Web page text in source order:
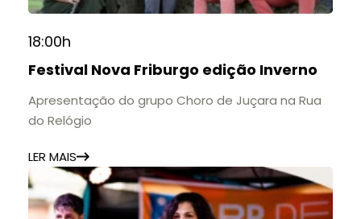
18:00h
Festival Nova Friburgo edição Inverno
Apresentação do grupo Choro de Juçara na Rua
do Relógio
LER MAIS